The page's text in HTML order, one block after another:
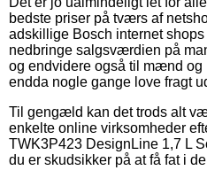
bedste priser på tværs af
adskillige Bosch internet
nedbringe salgsværdien på
og endvidere også til mænd og
endda nogle gange love fragt
Til gengæld kan det trods alt
enkelte online virksomheder
TWK3P423 DesignLine 1,7 L
du er skudsikker på at få fat i